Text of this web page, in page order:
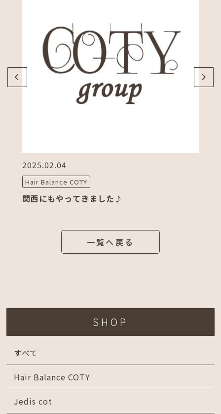
2025.02.04
Hair Balance COTY
関西にもやってきました♪
一覧へ戻る
SHOP
すべて
Hair Balance COTY
Jedis cot